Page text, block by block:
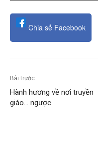
Chia sẻ Facebook
Bài trước
Hành hương về nơi truyền
giáo… ngược